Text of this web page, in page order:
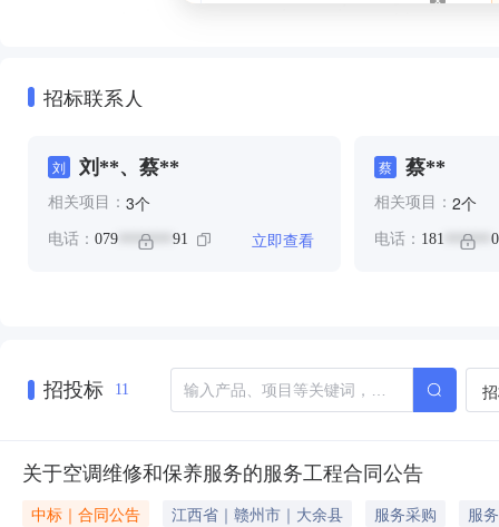
招标联系人
刘 刘**、蔡**
相关项目： 3个
电话： 079 ******* 91 立即查看
蔡 蔡**
相关项目： 2个
电话： 181 ******
招投标 11
关于空调维修和保养服务的服务工程合同公告
中标｜合同公告 江西省｜赣州市｜大余县 服务采购
服务